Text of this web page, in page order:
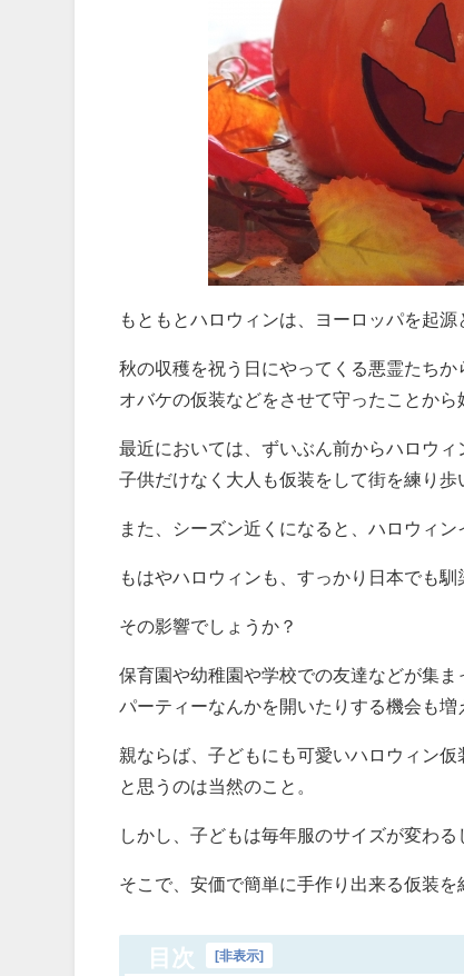
もともとハロウィンは、ヨーロッパを起源
秋の収穫を祝う日にやってくる悪霊たちか
オバケの仮装などをさせて守ったことから
最近においては、ずいぶん前からハロウィ
子供だけなく大人も仮装をして街を練り歩
また、シーズン近くになると、ハロウィ
もはやハロウィンも、すっかり日本でも馴
その影響でしょうか？
保育園や幼稚園や学校での友達などが集ま
パーティーなんかを開いたりする機会も増
親ならば、子どもにも可愛いハロウィン仮
と思うのは当然のこと。
しかし、子どもは毎年服のサイズが変わ
そこで、安価で簡単に手作り出来る仮装を
目次 [非表示]